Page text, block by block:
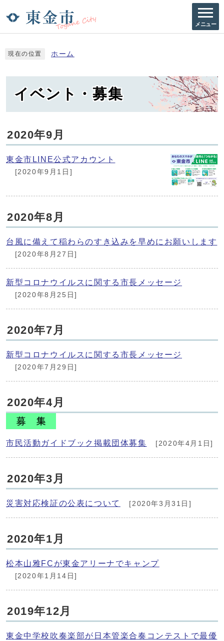
メニュー
現在の位置 ホーム
イベント・募集
2020年9月
東金市LINE公式アカウント
[2020年9月1日]
2020年8月
台風に備えて稲わらのすき込みを早めにお願いします
[2020年8月27日]
新型コロナウイルスに関する市長メッセージ
[2020年8月25日]
2020年7月
新型コロナウイルスに関する市長メッセージ
[2020年7月29日]
2020年4月
市民活動ガイドブック掲載団体募集 [2020年4月1日]
2020年3月
災害対応検証の公表について [2020年3月31日]
2020年1月
松本山雅FCが東金アリーナでキャンプ
[2020年1月14日]
2019年12月
東金中学校吹奏楽部が日本管楽合奏コンテストで最優